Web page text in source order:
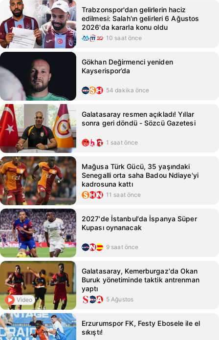
Trabzonspor'dan gelirlerin haciz
edilmesi: Salah'ın gelirleri 6 Ağustos
2026'da kararla konu oldu
10 saat önce
Gökhan Değirmenci yeniden
Kayserispor’da
54 dakika önce
Galatasaray resmen açıkladı! Yıllar
sonra geri döndü - Sözcü Gazetesi
1 saat önce
Mağusa Türk Gücü, 35 yaşındaki
Senegalli orta saha Badou Ndiaye'yi
kadrosuna kattı
11 saat önce
2027'de İstanbul'da İspanya Süper
Kupası oynanacak
9 saat önce
Video
Galatasaray, Kemerburgaz'da Okan
Buruk yönetiminde taktik antrenman
yaptı
5 Ağustos
Erzurumspor FK, Festy Ebosele ile el
sıkıştı!